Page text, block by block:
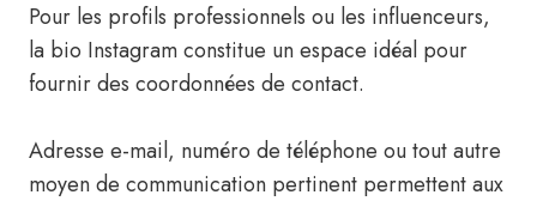
Pour les profils professionnels ou les influenceurs,
la bio Instagram constitue un espace idéal pour
fournir des coordonnées de contact.
Adresse e-mail, numéro de téléphone ou tout autre
moyen de communication pertinent permettent aux